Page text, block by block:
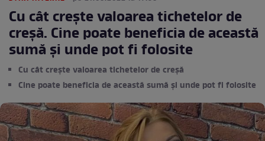
Cu cât crește valoarea tichetelor de
creşă. Cine poate beneficia de această
sumă și unde pot fi folosite
Cu cât crește valoarea tichetelor de creşă
Cine poate beneficia de această sumă și unde pot fi folosite